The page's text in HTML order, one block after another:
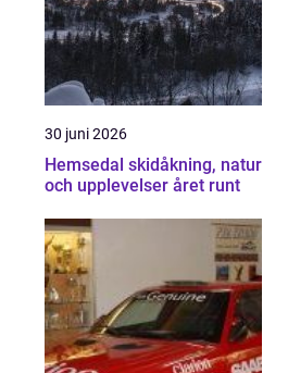
30 juni 2026
Hemsedal skidåkning, natur
och upplevelser året runt